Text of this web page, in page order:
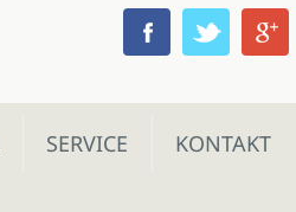
SERVICE KONTAKT